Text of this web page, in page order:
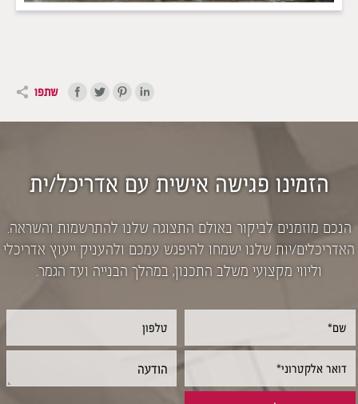
שתפו
הזמינו פגישה אישית עם אדריכל/ית
הנכם מוזמנים לביקור באולם התצוגה שלנו להתרשמות והשראה.
האדריכלים/יות שלנו ישמחו להיפגש עמכם ולהעניק ייעוץ אדריכלי
וליווי מקצועי משלב התכנון, במהלך הבנייה ועד הגמר.